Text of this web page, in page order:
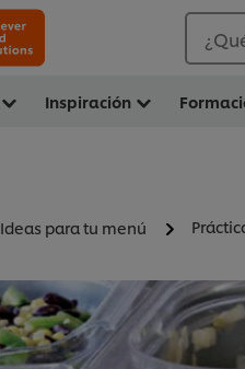
Inspiración
Ideas para tu menú